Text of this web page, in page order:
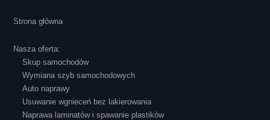
atmosferze, czego z reguły nie można
powiedzieć o innych firmach tego type.
Pozdrawiam i polecam!
Strona główna
Nasza oferta:
Skup samochodów
Wymiana szyb samochodowych
Auto naprawy
Usuwanie wgnieceń bez lakierowania
Naprawa laminatów i spawanie plastików